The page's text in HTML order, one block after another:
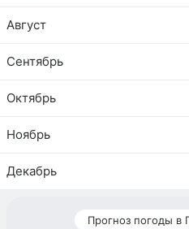
Август
Сентябрь
Октябрь
Ноябрь
Декабрь
Прогноз погоды в